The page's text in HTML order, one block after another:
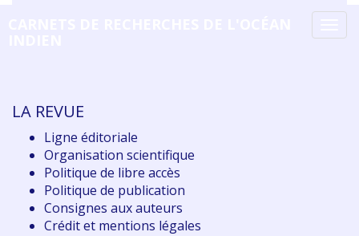
LA REVUE
Ligne éditoriale
Organisation scientifique
Politique de libre accès
Politique de publication
Consignes aux auteurs
Crédit et mentions légales